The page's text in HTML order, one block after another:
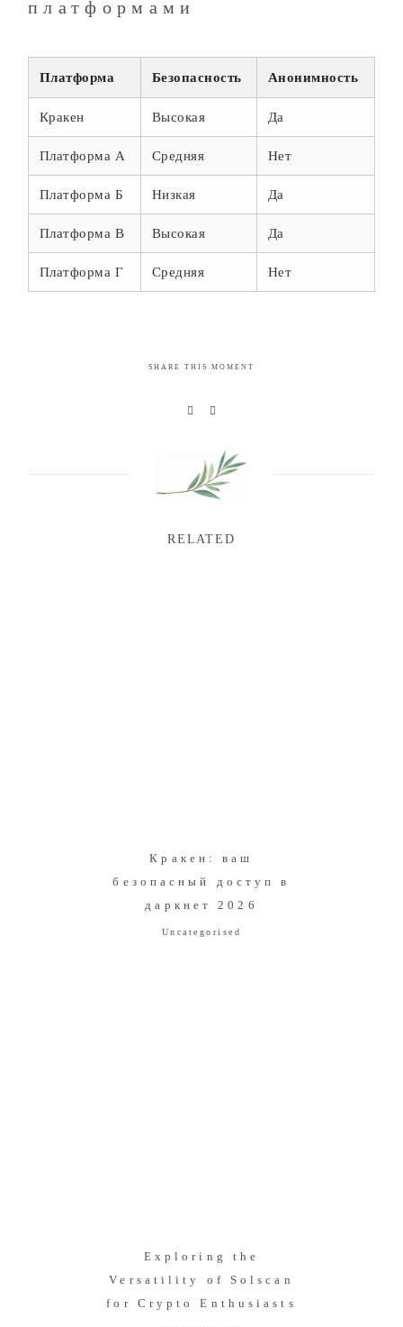
платформами
Платформа Безопасность Анонимность
Кракен Высокая Да
Платформа А Средняя Нет
Платформа Б Низкая Да
Платформа В Высокая Да
Платформа Г Средняя Нет
SHARE THIS MOMENT
RELATED
Кракен: ваш
безопасный доступ в
даркнет 2026
Uncategorised
Exploring the
Versatility of Solscan
for Crypto Enthusiasts